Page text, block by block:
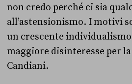
non credo perché ci sia
all’astensionismo. I motivi
un crescente individualismo
maggiore disinteresse per
Candiani.